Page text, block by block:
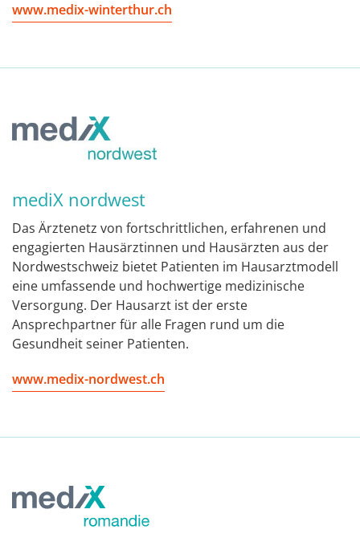
www.medix-winterthur.ch
mediX nordwest
Das Ärztenetz von fortschrittlichen, erfahrenen und
engagierten Hausärztinnen und Hausärzten aus der
Nordwestschweiz bietet Patienten im Hausarztmodell
eine umfassende und hochwertige medizinische
Versorgung. Der Hausarzt ist der erste
Ansprechpartner für alle Fragen rund um die
Gesundheit seiner Patienten.
www.medix-nordwest.ch